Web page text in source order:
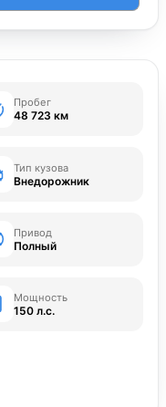
Пробег
48 723 км
Тип кузова
Внедорожник
Привод
Полный
Мощность
150 л.с.